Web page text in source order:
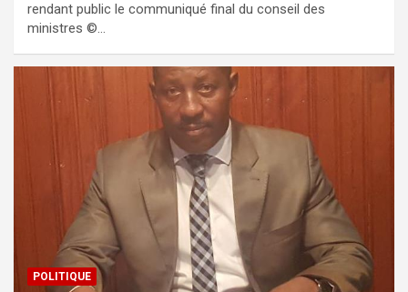
rendant public le communiqué final du conseil des
ministres ©…
POLITIQUE